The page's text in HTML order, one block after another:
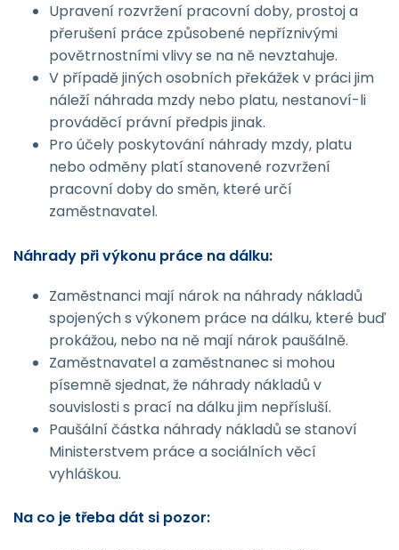
Upravení rozvržení pracovní doby, prostoj a
přerušení práce způsobené nepříznivými
povětrnostními vlivy se na ně nevztahuje.
V případě jiných osobních překážek v práci jim
náleží náhrada mzdy nebo platu, nestanoví-li
prováděcí právní předpis jinak.
Pro účely poskytování náhrady mzdy, platu
nebo odměny platí stanovené rozvržení
pracovní doby do směn, které určí
zaměstnavatel.
Náhrady při výkonu práce na dálku:
Zaměstnanci mají nárok na náhrady nákladů
spojených s výkonem práce na dálku, které buď
prokážou, nebo na ně mají nárok paušálně.
Zaměstnavatel a zaměstnanec si mohou
písemně sjednat, že náhrady nákladů v
souvislosti s prací na dálku jim nepřísluší.
Paušální částka náhrady nákladů se stanoví
Ministerstvem práce a sociálních věcí
vyhláškou.
Na co je třeba dát si pozor: